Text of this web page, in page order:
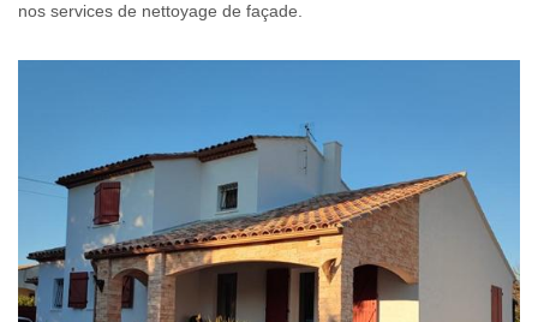
nos services de nettoyage de façade.